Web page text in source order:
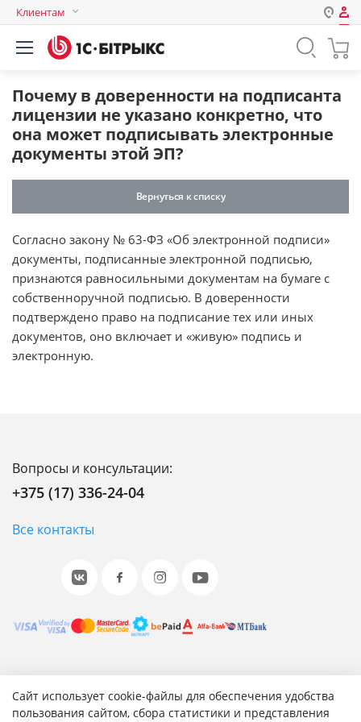
Сайт использует cookie-файлы для обеспечения удобства
пользования сайтом, сбора статистики и представления
Клиентам
Беларусь
Авторизация
Логин
Пароль
Запомнить меня на этом
компьютере
Забыли свой пароль?
или войдите с помощью
Почему в доверенности на подписанта
лицензии не указано конкретно, что
она может подписывать электронные
документы этой ЭП?
Вернуться к списку
Согласно закону № 63-ФЗ «Об электронной подписи»
документы, подписанные электронной подписью,
признаются равносильными документам на бумаге с
собственноручной подписью. В доверенности
подтверждено право на подписание тех или иных
документов, оно включает и «живую» подпись и
электронную.
Вопросы и консультации:
+375 (17) 336-24-04
Все контакты
© 2001-2026 «Битрикс», «1С-Битрикс». Работает на 1С-
Битрикс: Управление сайтом.